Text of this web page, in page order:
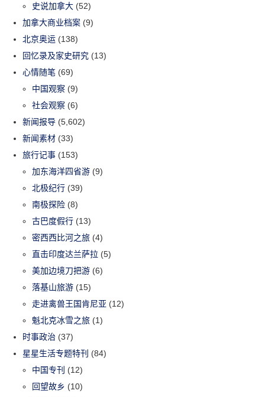
史说加拿大 (52)
加拿大商业档案 (9)
北京奥运 (138)
回忆录及家史研究 (13)
心情随笔 (69)
中国观察 (9)
社会观察 (6)
新闻报导 (5,602)
新闻素材 (33)
旅行记事 (153)
加东海洋四省游 (9)
北极纪行 (39)
南极探险 (8)
古巴度假行 (13)
密西西比河之旅 (4)
直击印度达兰萨拉 (5)
美加边境刀把游 (6)
落基山旅游 (15)
走进禽兽王国肯尼亚 (12)
魁北克冰雪之旅 (1)
时事政治 (37)
星星生活专题特刊 (84)
中国专刊 (12)
回望故乡 (10)